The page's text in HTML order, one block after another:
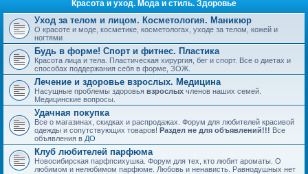
Красота и уход. Мода и стиль. Здоровье
Уход за телом и лицом. Косметология. Маникюр
О красоте и моде, косметике, косметологах, уходе за телом, кожей и
ногтями
Будь в форме! Спорт и фитнес. Пластика
Красота лица и тела. Пластическая хирургия, бег и спорт. Все о диетах и
способах поддержания себя в форме, ЗОЖ.
Лечение и здоровье взрослых. Медицина
Насущные проблемы здоровья взрослых членов наших семей.
Медицинские вопросы.
Удачная покупка
Все о магазинах, скидках и распродажах. Форум для любителей красивой
одежды и сопутствующих товаров! Раздел не для объявлений!!! Все
объявления в ДО
Клуб любителей парфюма
Новосибирская парфпсихушка. Форум для тех, кто любит ароматы. О
любимом и нелюбимом парфюме. Любовь и ненависть. Равнодушных нет